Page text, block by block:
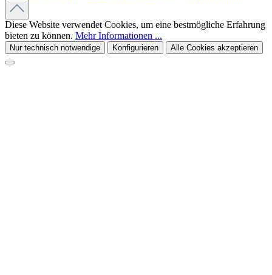
Diese Website verwendet Cookies, um eine bestmögliche Erfahrung
bieten zu können. Mehr Informationen ...
Nur technisch notwendige Konfigurieren Alle Cookies akzeptieren